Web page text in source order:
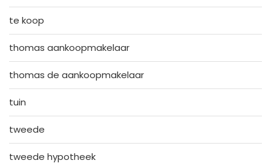
te koop
thomas aankoopmakelaar
thomas de aankoopmakelaar
tuin
tweede
tweede hypotheek